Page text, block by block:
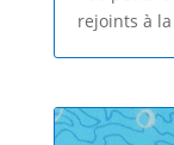
rejoints à